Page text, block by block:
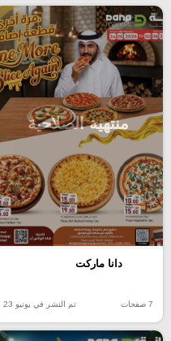
منتهية الصلاحية
دانا ماركت
7 صفحات تم النشر في يونيو 23